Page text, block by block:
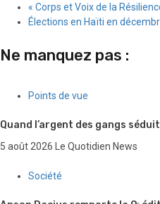
« Corps et Voix de la
Élections en Haïti en
Ne manquez pas :
Points de vue
Quand l’argent des gangs
5 août 2026 Le Quotidien News
Société